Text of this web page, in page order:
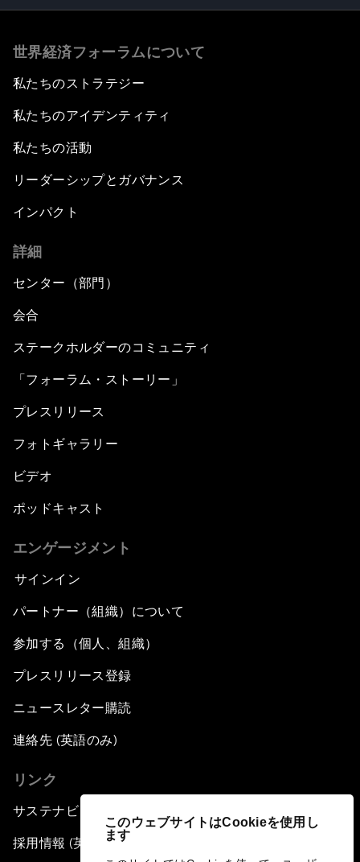
このウェブサイトはCookieを使用し
ます
世界経済フォーラムについて
私たちのストラテジー
私たちのアイデンティティ
私たちの活動
リーダーシップとガバナンス
インパクト
詳細
センター（部門）
会合
ステークホルダーのコミュニティ
「フォーラム・ストーリー」
プレスリリース
フォトギャラリー
ビデオ
ポッドキャスト
エンゲージメント
サインイン
パートナー（組織）について
参加する（個人、組織）
プレスリリース登録
ニュースレター購読
連絡先 (英語のみ)
リンク
サステナビリティへの取り組み
採用情報 (英語のみ)